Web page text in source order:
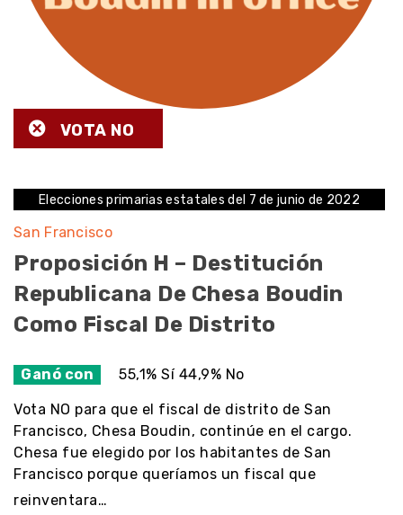
VOTA NO
Elecciones primarias estatales del 7 de junio de 2022
San Francisco
Proposición H – Destitución
Republicana De Chesa Boudin
Como Fiscal De Distrito
Ganó con 55,1% Sí 44,9% No
Vota NO para que el fiscal de distrito de San
Francisco, Chesa Boudin, continúe en el cargo.
Chesa fue elegido por los habitantes de San
Francisco porque queríamos un fiscal que
reinventara…